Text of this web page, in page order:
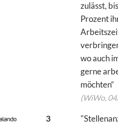
zulässt,
Prozent
wo auch
gerne
möchten“
(WiWo,
3